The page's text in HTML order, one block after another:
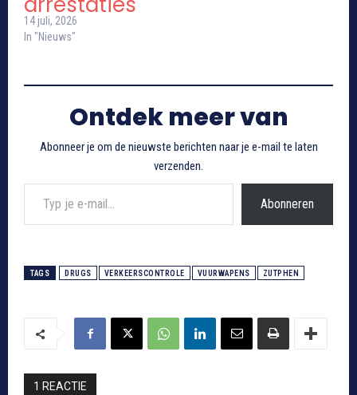
14 juli, 2026
In "Nieuws"
Ontdek meer van
Abonneer je om de nieuwste berichten naar je e-mail te laten
verzenden.
Typ je e-mail...
Abonneren
TAGS DRUGS VERKEERSCONTROLE VUURWAPENS ZUTPHEN
1 REACTIE